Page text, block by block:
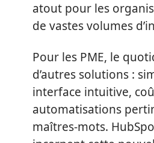
atout pour les
de vastes volumes
Pour les PME, le
d’autres solutions :
interface intuitive,
automatisations
maîtres-mots.